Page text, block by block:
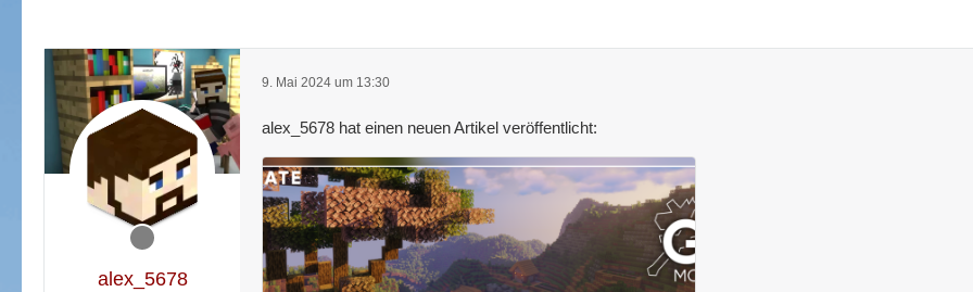
alex_5678
9. Mai 2024 um 13:30
alex_5678 hat einen neuen Artikel veröffentlicht: